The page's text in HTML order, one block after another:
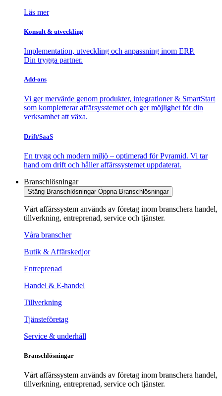
Läs mer
Konsult & utveckling
Implementation, utveckling och anpassning inom ERP.
Din trygga partner.
Add-ons
Vi ger mervärde genom produkter, integrationer & SmartStart
som kompletterar affärsysstemet och ger möjlighet för din
verksamhet att växa.
Drift/SaaS
En trygg och modern miljö – optimerad för Pyramid. Vi tar
hand om drift och håller affärssystemet uppdaterat.
Branschlösningar
Stäng Branschlösningar Öppna Branschlösningar
Vårt affärssystem används av företag inom branschera handel,
tillverkning, entreprenad, service och tjänster.
Våra branscher
Butik & Affärskedjor
Entreprenad
Handel & E-handel
Tillverkning
Tjänsteföretag
Service & underhåll
Branschlösningar
Vårt affärssystem används av företag inom branschera handel,
tillverkning, entreprenad, service och tjänster.